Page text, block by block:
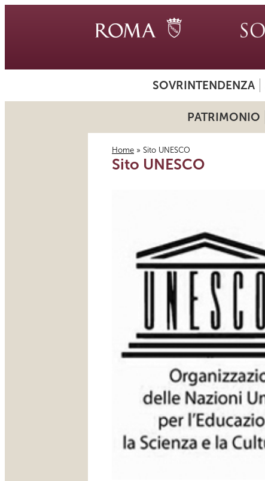
SOVRINTENDENZA
PATRIMONIO
Tu sei qui
Home » Sito UNESCO
Sito UNESCO